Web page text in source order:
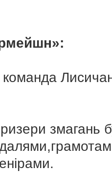
команда
змагань